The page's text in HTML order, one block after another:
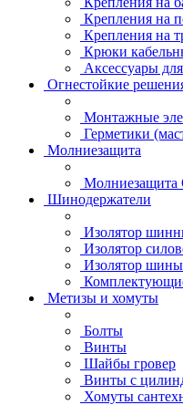
Крепления на
Крепления на
Крюки
Аксессуары
Огнестойкие
Монтажные
Герметики
Молниезащита
Молниезащита
Шинодержатели
Изолятор
Изолятор
Изолятор шины
Метизы и хомуты
Болты
Винты
Шайбы гровер
Винты с
Хомуты